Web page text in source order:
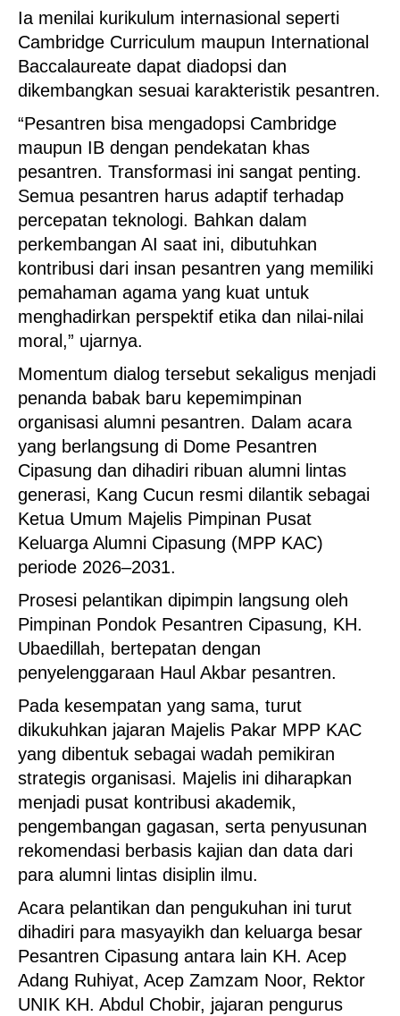
Ia menilai kurikulum internasional seperti
Cambridge Curriculum maupun International
Baccalaureate dapat diadopsi dan
dikembangkan sesuai karakteristik pesantren.
“Pesantren bisa mengadopsi Cambridge
maupun IB dengan pendekatan khas
pesantren. Transformasi ini sangat penting.
Semua pesantren harus adaptif terhadap
percepatan teknologi. Bahkan dalam
perkembangan AI saat ini, dibutuhkan
kontribusi dari insan pesantren yang memiliki
pemahaman agama yang kuat untuk
menghadirkan perspektif etika dan nilai-nilai
moral,” ujarnya.
Momentum dialog tersebut sekaligus menjadi
penanda babak baru kepemimpinan
organisasi alumni pesantren. Dalam acara
yang berlangsung di Dome Pesantren
Cipasung dan dihadiri ribuan alumni lintas
generasi, Kang Cucun resmi dilantik sebagai
Ketua Umum Majelis Pimpinan Pusat
Keluarga Alumni Cipasung (MPP KAC)
periode 2026–2031.
Prosesi pelantikan dipimpin langsung oleh
Pimpinan Pondok Pesantren Cipasung, KH.
Ubaedillah, bertepatan dengan
penyelenggaraan Haul Akbar pesantren.
Pada kesempatan yang sama, turut
dikukuhkan jajaran Majelis Pakar MPP KAC
yang dibentuk sebagai wadah pemikiran
strategis organisasi. Majelis ini diharapkan
menjadi pusat kontribusi akademik,
pengembangan gagasan, serta penyusunan
rekomendasi berbasis kajian dan data dari
para alumni lintas disiplin ilmu.
Acara pelantikan dan pengukuhan ini turut
dihadiri para masyayikh dan keluarga besar
Pesantren Cipasung antara lain KH. Acep
Adang Ruhiyat, Acep Zamzam Noor, Rektor
UNIK KH. Abdul Chobir, jajaran pengurus